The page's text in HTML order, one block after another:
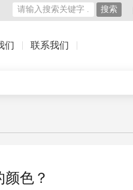
们 联系我们
色？